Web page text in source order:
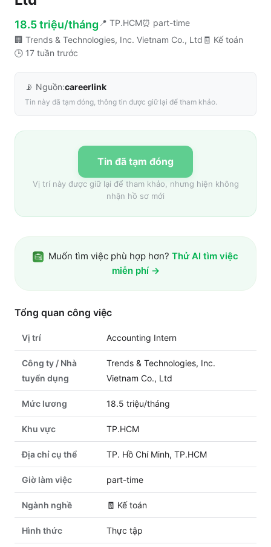
18.5 triệu/tháng 📍 TP.HCM⏰ part-time
🏢 Trends & Technologies, Inc. Vietnam Co., Ltd 🧾 Kế toán
🕒 17 tuần trước
📡 Nguồn:careerlink
Tin này đã tạm đóng, thông tin được giữ lại để tham khảo.
Tin đã tạm đóng
Vị trí này được giữ lại để tham khảo, nhưng hiện không
nhận hồ sơ mới
Muốn tìm việc phù hợp hơn? Thử AI tìm việc
miễn phí →
Tổng quan công việc
Vị trí Accounting Intern
Công ty / Nhà
tuyển dụng
Trends & Technologies, Inc.
Vietnam Co., Ltd
Mức lương 18.5 triệu/tháng
Khu vực TP.HCM
Địa chỉ cụ thể TP. Hồ Chí Minh, TP.HCM
Giờ làm việc part-time
Ngành nghề 🧾 Kế toán
Hình thức Thực tập